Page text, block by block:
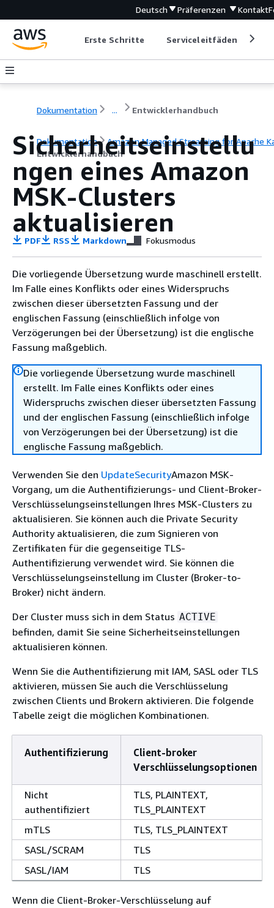
Deutsch Präferenzen Kontakt
Erste Schritte Serviceleitfäden
Dokumentation ... Entwicklerhandbuch
Dokumentation
Amazon Managed Streaming for Apache
Entwicklerhandbuch
Sicherheitseinstellu
ngen eines Amazon
MSK-Clusters
aktualisieren
PDF RSS Markdown Fokusmodus
Die vorliegende Übersetzung wurde maschinell erstellt.
Im Falle eines Konflikts oder eines Widerspruchs
zwischen dieser übersetzten Fassung und der
englischen Fassung (einschließlich infolge von
Verzögerungen bei der Übersetzung) ist die englische
Fassung maßgeblich.
Die vorliegende Übersetzung wurde maschinell
erstellt. Im Falle eines Konflikts oder eines
Widerspruchs zwischen dieser übersetzten Fassung
und der englischen Fassung (einschließlich infolge
von Verzögerungen bei der Übersetzung) ist die
englische Fassung maßgeblich.
Verwenden Sie den UpdateSecurityAmazon MSK-
Vorgang, um die Authentifizierungs- und Client-Broker-
Verschlüsselungseinstellungen Ihres MSK-Clusters zu
aktualisieren. Sie können auch die Private Security
Authority aktualisieren, die zum Signieren von
Zertifikaten für die gegenseitige TLS-
Authentifizierung verwendet wird. Sie können die
Verschlüsselungseinstellung im Cluster (Broker-to-
Broker) nicht ändern.
Der Cluster muss sich in dem Status ACTIVE
befinden, damit Sie seine Sicherheitseinstellungen
aktualisieren können.
Wenn Sie die Authentifizierung mit IAM, SASL oder TLS
aktivieren, müssen Sie auch die Verschlüsselung
zwischen Clients und Brokern aktivieren. Die folgende
Tabelle zeigt die möglichen Kombinationen.
Authentifizierung
Client-broker
Verschlüsselungsoptionen
Nicht
authentifiziert
TLS, PLAINTEXT,
TLS_PLAINTEXT
mTLS
TLS, TLS_PLAINTEXT
SASL/SCRAM
TLS
SASL/IAM
TLS
Wenn die Client-Broker-Verschlüsselung auf